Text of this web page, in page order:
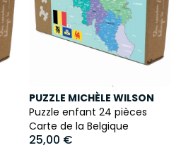
PUZZLE MICHÈLE WILSON
Puzzle enfant 24 pièces
Carte de la Belgique
25,00 €